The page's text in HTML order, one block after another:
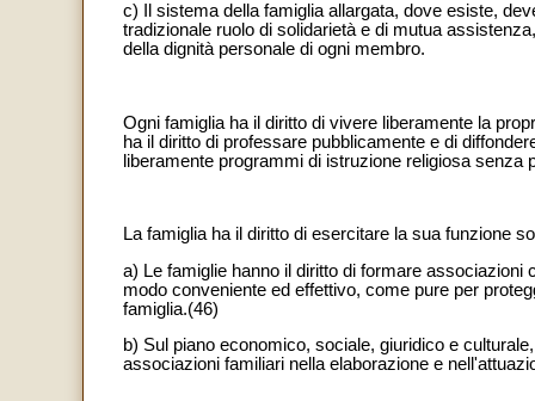
c) Il sistema della famiglia allargata, dove esiste,
tradizionale ruolo di solidarietà e di mutua
della dignità personale di ogni membro.
Ogni famiglia ha il diritto di vivere liberamente la
ha il diritto di professare pubblicamente e di
liberamente programmi di istruzione religiosa senza
La famiglia ha il diritto di esercitare la sua funzione
a) Le famiglie hanno il diritto di formare
modo conveniente ed effettivo, come pure per
famiglia.(46)
b) Sul piano economico, sociale, giuridico e
associazioni familiari nella elaborazione e